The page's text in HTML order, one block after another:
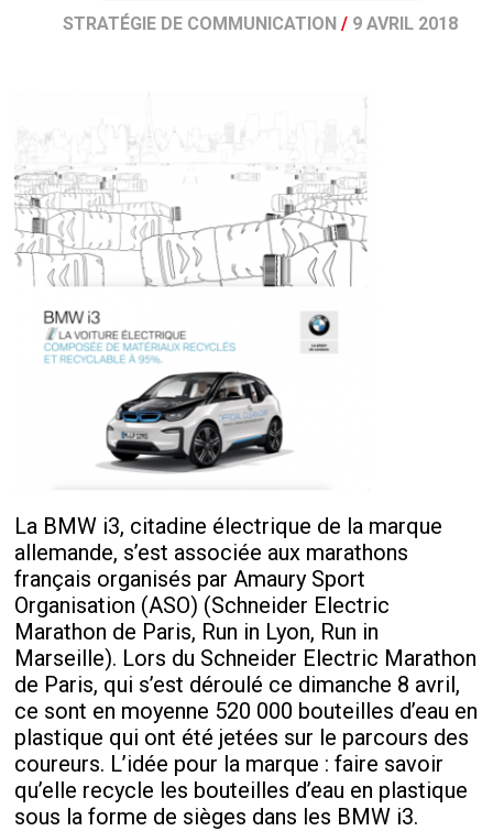
STRATÉGIE DE COMMUNICATION / 9 AVRIL 2018
La BMW i3, citadine électrique de la marque
allemande, s’est associée aux marathons
français organisés par Amaury Sport
Organisation (ASO) (Schneider Electric
Marathon de Paris, Run in Lyon, Run in
Marseille). Lors du Schneider Electric Marathon
de Paris, qui s’est déroulé ce dimanche 8 avril,
ce sont en moyenne 520 000 bouteilles d’eau en
plastique qui ont été jetées sur le parcours des
coureurs. L’idée pour la marque : faire savoir
qu’elle recycle les bouteilles d’eau en plastique
sous la forme de sièges dans les BMW i3.